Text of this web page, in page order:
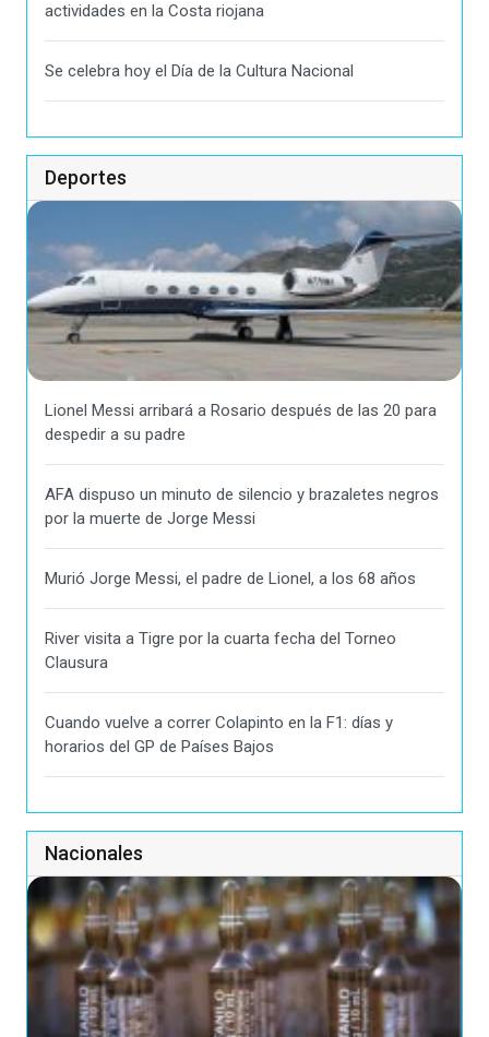
actividades en la Costa riojana
Se celebra hoy el Día de la Cultura Nacional
Deportes
Lionel Messi arribará a Rosario después de las 20 para
despedir a su padre
AFA dispuso un minuto de silencio y brazaletes negros
por la muerte de Jorge Messi
Murió Jorge Messi, el padre de Lionel, a los 68 años
River visita a Tigre por la cuarta fecha del Torneo
Clausura
Cuando vuelve a correr Colapinto en la F1: días y
horarios del GP de Países Bajos
Nacionales